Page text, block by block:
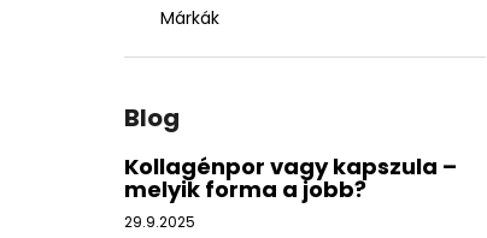
Márkák
Blog
Kollagénpor vagy kapszula –
melyik forma a jobb?
29.9.2025